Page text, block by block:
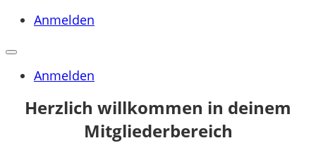
Anmelden
Anmelden
Herzlich willkommen in deinem
Mitgliederbereich